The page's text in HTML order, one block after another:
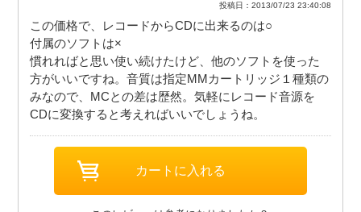
投稿日：2013/07/23 23:40:08
この価格で、レコードからCDに出来るのは○
付属のソフトは×
慣れればと思い使い続けたけど、他のソフトを使った
方がいいですね。音質は指定MMカートリッジ１種類の
みなので、MCとの差は歴然。気軽にレコード音源を
CDに変換すると考えればいいでしょうね。